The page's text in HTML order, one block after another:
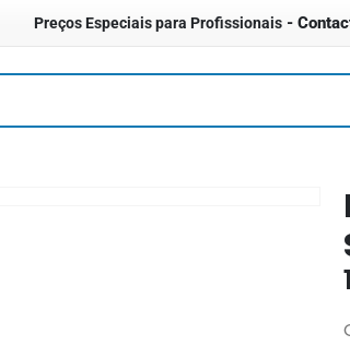
Preços Especiais para Profissionais-